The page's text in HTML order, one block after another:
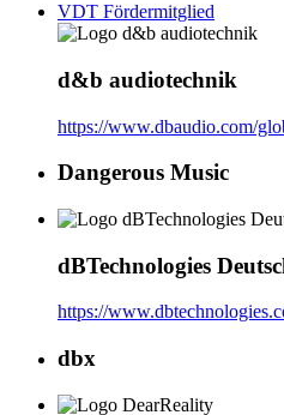
VDT Fördermitglied
d&b audiotechnik
https://www.dbaudio.com/
Dangerous Music
dBTechnologies
https://
dbx